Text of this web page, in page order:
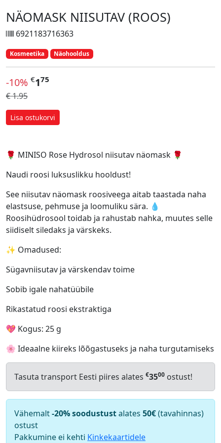
NÄOMASK NIISUTAV (ROOS)
6921183716363
Kosmeetika Näohooldus
-10% €175
€ 1.95
Lisa ostukorvi
🌹 MINISO Rose Hydrosol niisutav näomask 🌹
Naudi roosi luksuslikku hooldust!
See niisutav näomask roosiveega aitab taastada naha
elastsuse, pehmuse ja loomuliku sära. 💧
Roosihüdrosool toidab ja rahustab nahka, muutes selle
siidiselt siledaks ja värskeks.
✨ Omadused:
Sügavniisutav ja värskendav toime
Sobib igale nahatüübile
Rikastatud roosi ekstraktiga
💖 Kogus: 25 g
🌸 Ideaalne kiireks lõõgastuseks ja naha turgutamiseks
Tasuta transport Eesti piires alates €3500 ostust!
Vähemalt-20% soodustustalates 50€(tavahinnas)
ostust
Pakkumine ei kehti Kinkekaartidele